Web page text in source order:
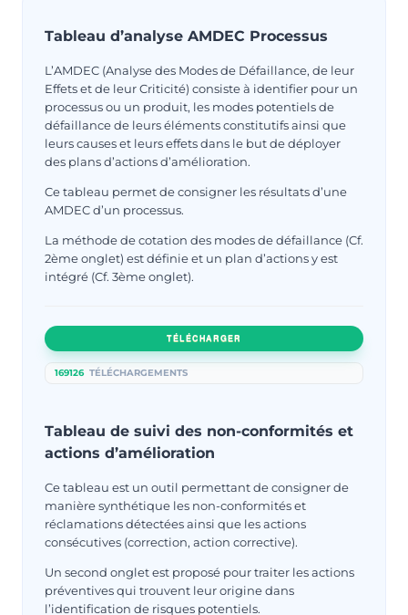
Tableau d’analyse AMDEC Processus
L’AMDEC (Analyse des Modes de Défaillance, de leur
Effets et de leur Criticité) consiste à identifier pour un
processus ou un produit, les modes potentiels de
défaillance de leurs éléments constitutifs ainsi que
leurs causes et leurs effets dans le but de déployer
des plans d’actions d’amélioration.
Ce tableau permet de consigner les résultats d’une
AMDEC d’un processus.
La méthode de cotation des modes de défaillance (Cf.
2ème onglet) est définie et un plan d’actions y est
intégré (Cf. 3ème onglet).
TÉLÉCHARGER
169126 TÉLÉCHARGEMENTS
Tableau de suivi des non-conformités et
actions d’amélioration
Ce tableau est un outil permettant de consigner de
manière synthétique les non-conformités et
réclamations détectées ainsi que les actions
consécutives (correction, action corrective).
Un second onglet est proposé pour traiter les actions
préventives qui trouvent leur origine dans
l’identification de risques potentiels.